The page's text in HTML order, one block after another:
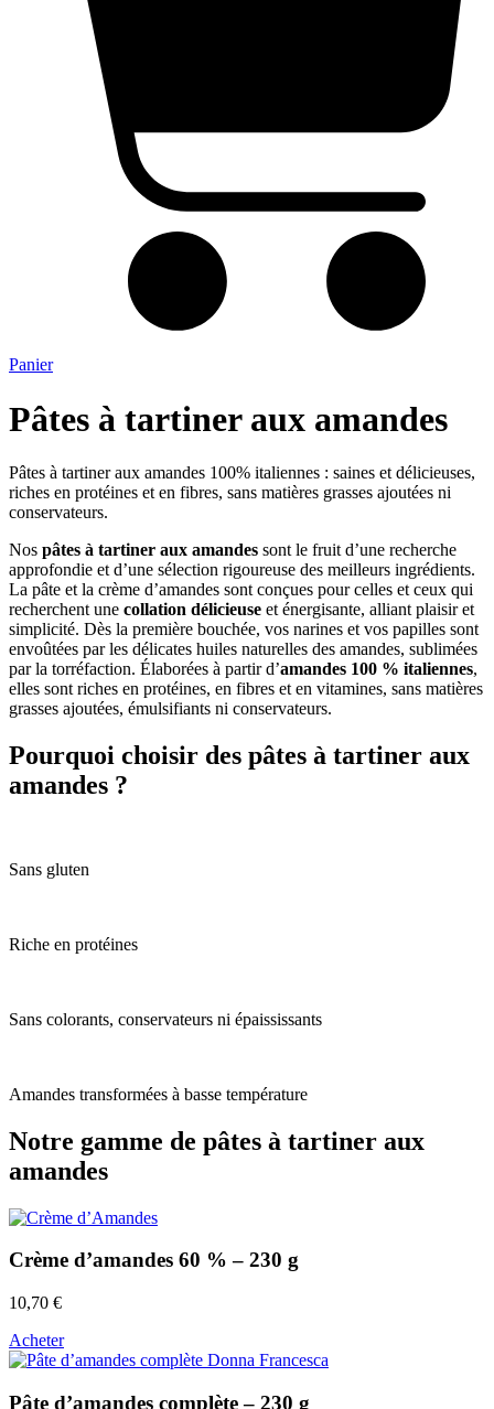
Panier
Pâtes à tartiner aux amandes
Pâtes à tartiner aux amandes 100% italiennes : saines et délicieuses,
riches en protéines et en fibres, sans matières grasses ajoutées ni
conservateurs.
Nos pâtes à tartiner aux amandes sont le fruit d’une recherche
approfondie et d’une sélection rigoureuse des meilleurs ingrédients.
La pâte et la crème d’amandes sont conçues pour celles et ceux qui
recherchent une collation délicieuse et énergisante, alliant plaisir et
simplicité. Dès la première bouchée, vos narines et vos papilles sont
envoûtées par les délicates huiles naturelles des amandes, sublimées
par la torréfaction. Élaborées à partir d’amandes 100 % italiennes,
elles sont riches en protéines, en fibres et en vitamines, sans matières
grasses ajoutées, émulsifiants ni conservateurs.
Pourquoi choisir des pâtes à tartiner aux
amandes ?
Sans gluten
Riche en protéines
Sans colorants, conservateurs ni épaississants
Amandes transformées à basse température
Notre gamme de pâtes à tartiner aux
amandes
Crème d’amandes 60 % – 230 g
10,70 €
Acheter
Pâte d’amandes complète – 230 g